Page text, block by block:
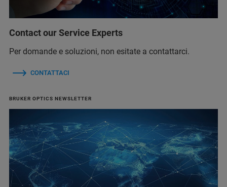
Contact our Service Experts
Per domande e soluzioni, non esitate a contattarci.
CONTATTACI
BRUKER OPTICS NEWSLETTER